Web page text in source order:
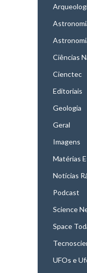
Ciências
Cienctec
Editoriais
Geologia
Geral
Imagens
Matérias
Notícias
Podcast
Science
Space
UFOs e